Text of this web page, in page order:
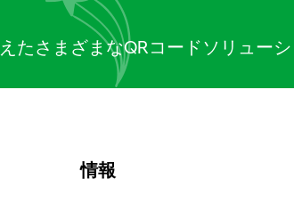
たさまざまなQRコードソリュー
情報